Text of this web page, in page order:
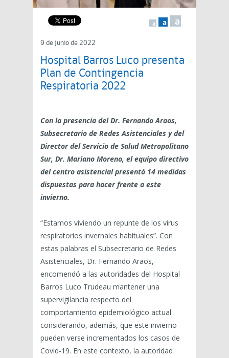
a a a
9 de junio de 2022
Hospital Barros Luco presenta
Plan de Contingencia
Respiratoria 2022
Con la presencia del Dr. Fernando Araos,
Subsecretario de Redes Asistenciales y del
Director del Servicio de Salud Metropolitano
Sur, Dr. Mariano Moreno, el equipo directivo
del centro asistencial presentó 14 medidas
dispuestas para hacer frente a este
invierno.
“Estamos viviendo un repunte de los virus
respiratorios invernales habituales”. Con
estas palabras el Subsecretario de Redes
Asistenciales, Dr. Fernando Araos,
encomendó a las autoridades del Hospital
Barros Luco Trudeau mantener una
supervigilancia respecto del
comportamiento epidemiológico actual
considerando, además, que este invierno
pueden verse incrementados los casos de
Covid-19. En este contexto, la autoridad